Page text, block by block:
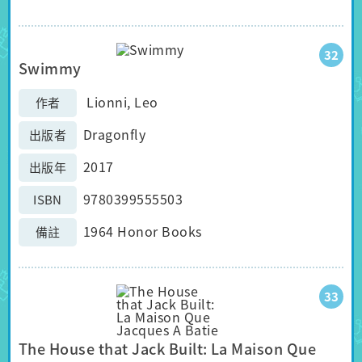
32
Swimmy
作者 Lionni, Leo
出版者 Dragonfly
出版年 2017
ISBN 9780399555503
備註 1964 Honor Books
33
The House that Jack Built: La Maison Que